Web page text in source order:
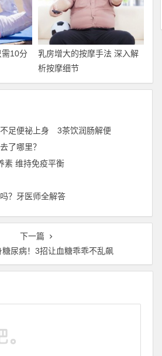
需10分
乳房增大的按摩手法 深入解
析按摩细节
足便祕上身 3茶饮润肠解便
了哪里？
素 维持免疫平衡
？牙医师全解答
下一篇
糖尿病！3招让血糖乖乖不乱飙